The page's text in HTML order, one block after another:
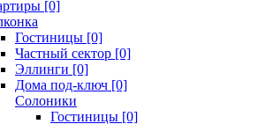
[0]
Гостиницы [0]
Частный сектор [0]
Эллинги [0]
Дома под-ключ [0]
Солоники
Гостиницы [0]